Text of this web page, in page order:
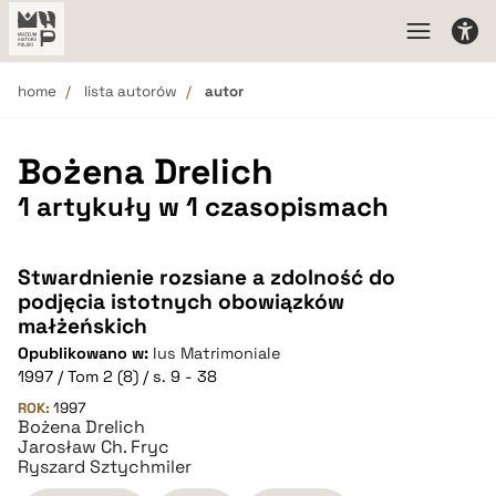
home lista autorów autor
Bożena Drelich
1 artykuły w 1 czasopismach
Stwardnienie rozsiane a zdolność do
podjęcia istotnych obowiązków
małżeńskich
Opublikowano w: Ius Matrimoniale
1997 / Tom 2 (8) / s. 9 - 38
ROK: 1997
Bożena Drelich
Jarosław Ch. Fryc
Ryszard Sztychmiler